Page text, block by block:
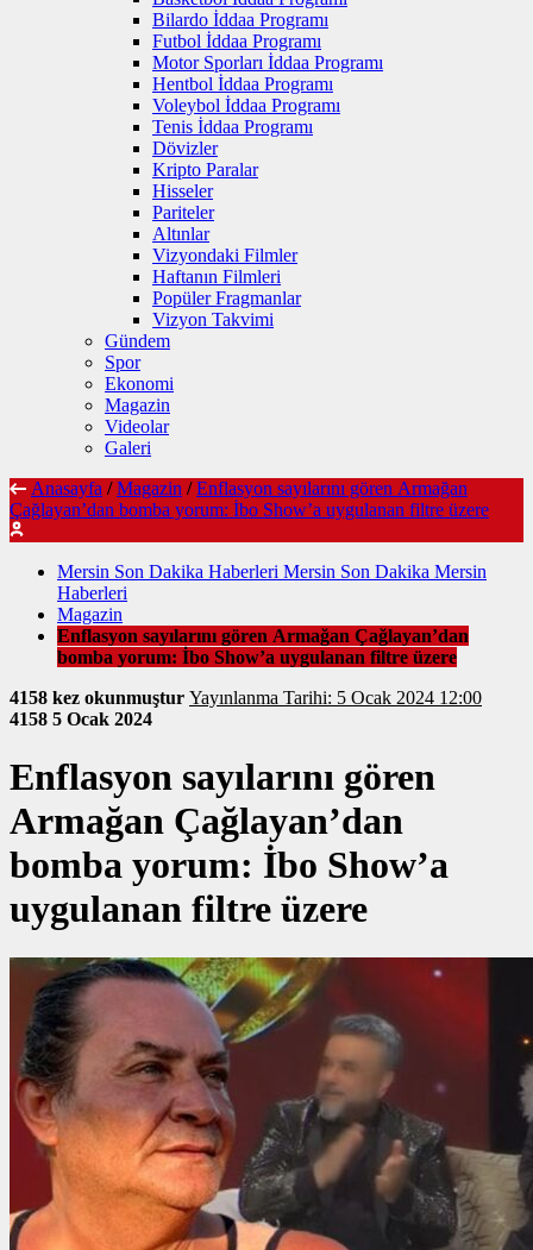
Bilardo İddaa Programı
Futbol İddaa Programı
Motor Sporları İddaa Programı
Hentbol İddaa Programı
Voleybol İddaa Programı
Tenis İddaa Programı
Dövizler
Kripto Paralar
Hisseler
Pariteler
Altınlar
Vizyondaki Filmler
Haftanın Filmleri
Popüler Fragmanlar
Vizyon Takvimi
Gündem
Spor
Ekonomi
Magazin
Videolar
Galeri
Anasayfa / Magazin / Enflasyon sayılarını gören Armağan
Çağlayan’dan bomba yorum: İbo Show’a uygulanan filtre üzere
Mersin Son Dakika Haberleri Mersin Son Dakika Mersin
Haberleri
Magazin
Enflasyon sayılarını gören Armağan Çağlayan’dan
bomba yorum: İbo Show’a uygulanan filtre üzere
4158 kez okunmuştur
Yayınlanma Tarihi: 5 Ocak 2024 12:00
4158 5 Ocak 2024
Enflasyon sayılarını gören
Armağan Çağlayan’dan
bomba yorum: İbo Show’a
uygulanan filtre üzere